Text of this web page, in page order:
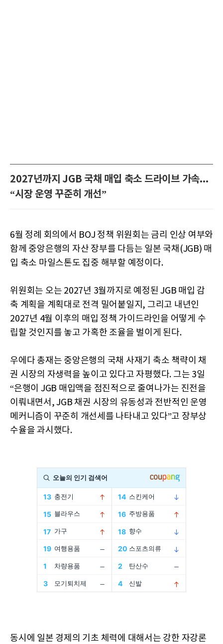
2027년까지 JGB 국채 매입 축소 드라이브 가속...
“시장 운영 꾸준히 개선”
6월 정례 회의에서 BOJ 정책 위원회는 금리 인상 여부와
함께 중앙은행의 자산 장부를 다듬는 일본 국채(JGB) 매
입 축소 마일스톤도 집중 해부할 예정이다.
위원회는 오는 2027년 3월까지로 예정된 JGB 매입 감
축 계획을 계획대로 전격 밀어붙일지, 그리고 내년인
2027년 4월 이후의 매입 정책 가이드라인을 어떻게 수
립할 것인지를 놓고 가혹한 조율을 벌이게 된다.
우에다 총재는 중앙은행의 국채 사재기 축소 책략이 채
권 시장의 자생력을 높이고 있다고 자평했다. 그는 3일
“은행이 JGB 매입액을 점진적으로 줄여나가는 진전을
이뤄내면서, JGB 채권 시장의 유동성과 전반적인 운영
메커니즘이 꾸준히 개선세를 나타내고 있다”고 장부상
수율을 과시했다.
동시에 일본 경제의 기초 체력에 대해서는 강한 자강론